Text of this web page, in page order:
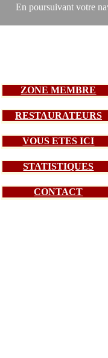
En poursuivant votre
ZONE MEMBRE
RESTAURATEURS
VOUS ETES ICI
STATISTIQUES
CONTACT